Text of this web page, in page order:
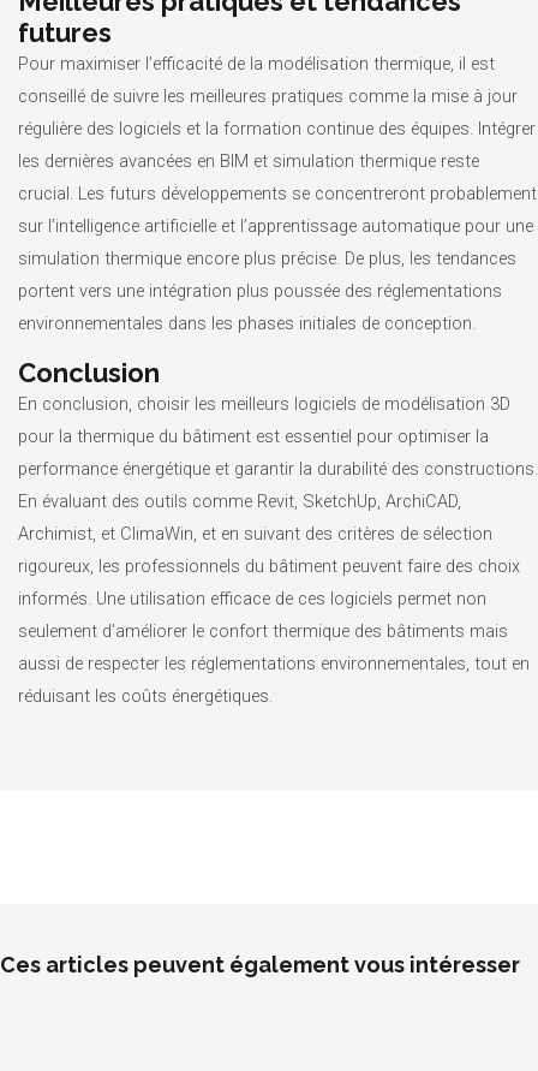
futures
Pour maximiser l’efficacité de la modélisation thermique, il est
conseillé de suivre les meilleures pratiques comme la mise à jour
régulière des logiciels et la formation continue des équipes. Intégrer
les dernières avancées en BIM et simulation thermique reste
crucial. Les futurs développements se concentreront probablement
sur l’intelligence artificielle et l’apprentissage automatique pour une
simulation thermique encore plus précise. De plus, les tendances
portent vers une intégration plus poussée des réglementations
environnementales dans les phases initiales de conception.
Conclusion
En conclusion, choisir les meilleurs logiciels de modélisation 3D
pour la thermique du bâtiment est essentiel pour optimiser la
performance énergétique et garantir la durabilité des constructions.
En évaluant des outils comme Revit, SketchUp, ArchiCAD,
Archimist, et ClimaWin, et en suivant des critères de sélection
rigoureux, les professionnels du bâtiment peuvent faire des choix
informés. Une utilisation efficace de ces logiciels permet non
seulement d’améliorer le confort thermique des bâtiments mais
aussi de respecter les réglementations environnementales, tout en
réduisant les coûts énergétiques.
Ces articles peuvent également vous intéresser